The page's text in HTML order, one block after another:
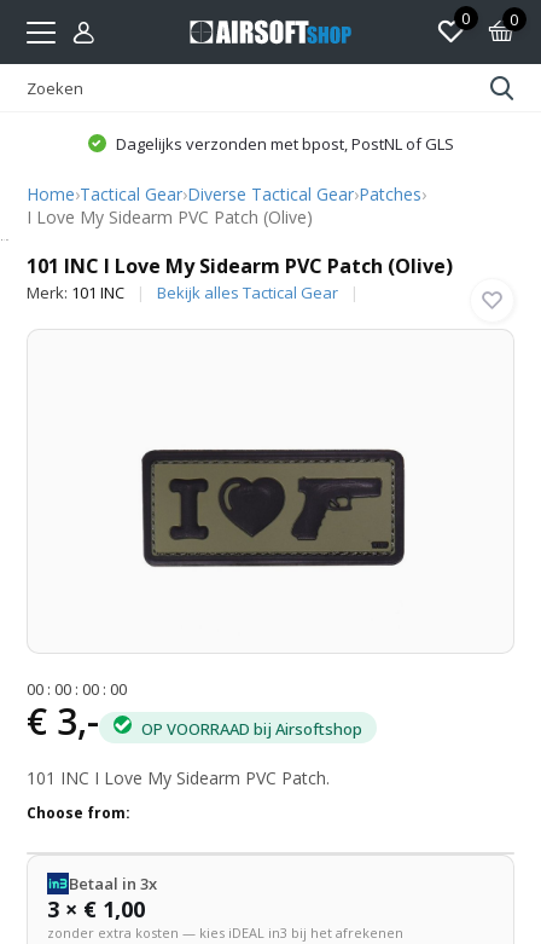
0 0
Dagelijks verzonden met bpost, PostNL of GLS
Home›Tactical Gear›Diverse Tactical Gear›Patches›
I Love My Sidearm PVC Patch (Olive)
101 INC I Love My Sidearm PVC Patch (Olive)
Merk: 101 INC Bekijk alles Tactical Gear
00 :00 :00 :00
€ 3,- OP VOORRAAD bij Airsoftshop
101 INC I Love My Sidearm PVC Patch.
Choose from:
Betaal in 3x
3 × € 1,00
zonder extra kosten — kies iDEAL in3 bij het afrekenen